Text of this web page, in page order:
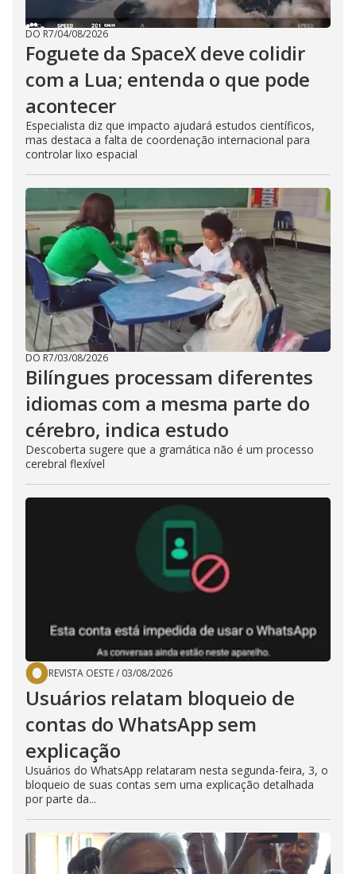
DO R7/04/08/2026
Foguete da SpaceX deve colidir
com a Lua; entenda o que pode
acontecer
Especialista diz que impacto ajudará estudos científicos,
mas destaca a falta de coordenação internacional para
controlar lixo espacial
DO R7/03/08/2026
Bilíngues processam diferentes
idiomas com a mesma parte do
cérebro, indica estudo
Descoberta sugere que a gramática não é um processo
cerebral flexível
REVISTA OESTE/ 03/08/2026
Usuários relatam bloqueio de
contas do WhatsApp sem
explicação
Usuários do WhatsApp relataram nesta segunda-feira, 3, o
bloqueio de suas contas sem uma explicação detalhada
por parte da...